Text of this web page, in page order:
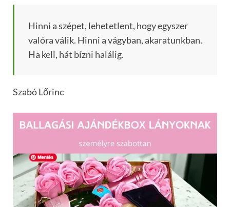
Hinni a szépet, lehetetlent, hogy egyszer
valóra válik. Hinni a vágyban, akaratunkban.
Ha kell, hát bízni halálig.
Szabó Lőrinc